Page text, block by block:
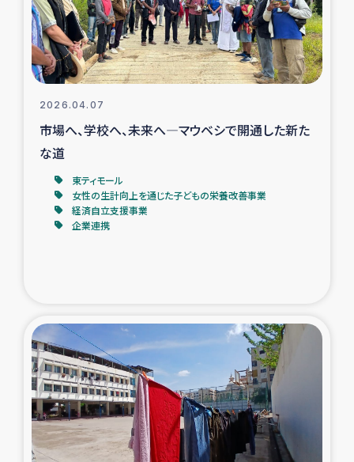
2026.04.07
市場へ、学校へ、未来へ―マウベシで開通した新た
な道
東ティモール
女性の生計向上を通じた子どもの栄養改善事業
経済自立支援事業
企業連携